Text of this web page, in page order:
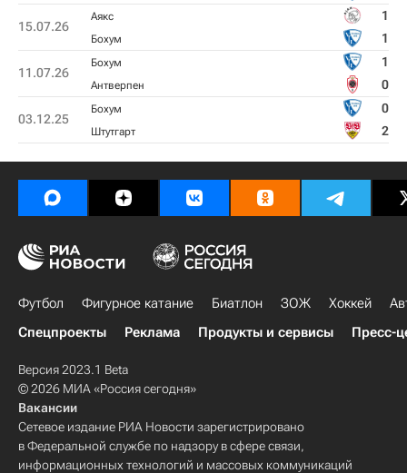
15.07.26
Аякс 1
Бохум 1
11.07.26
Бохум 1
Антверпен 0
03.12.25
Бохум 0
Штутгарт 2
Футбол Фигурное катание Биатлон ЗОЖ Хоккей
Спецпроекты
Реклама Продукты и сервисы Пресс-
Версия 2023.1 Beta
© 2026 МИА «Россия сегодня»
Вакансии
Сетевое издание РИА Новости зарегистрировано
в Федеральной службе по надзору в сфере связи,
информационных технологий и массовых коммуникаций